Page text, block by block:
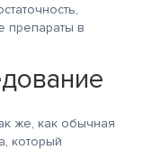
препараты в
же, как обычная
который